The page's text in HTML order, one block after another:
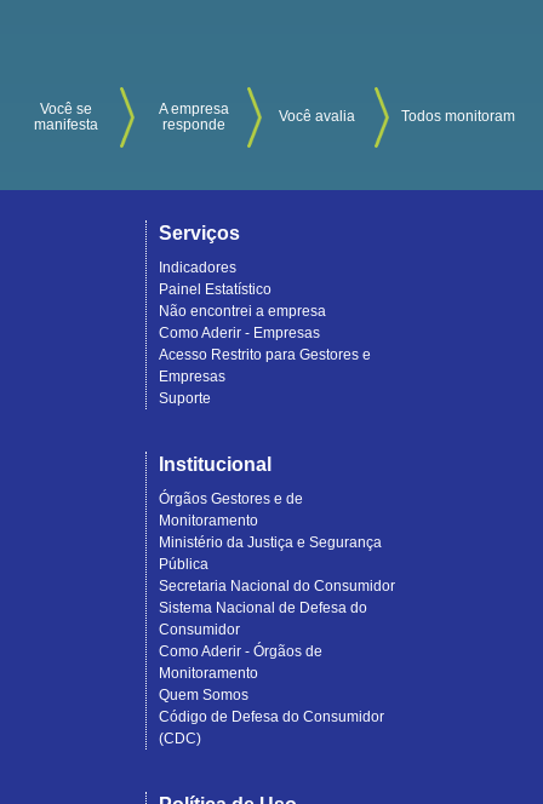
Você se
manifesta
A empresa
responde
Você avalia Todos monitoram
Serviços
Indicadores
Painel Estatístico
Não encontrei a empresa
Como Aderir - Empresas
Acesso Restrito para Gestores e
Empresas
Suporte
Institucional
Órgãos Gestores e de
Monitoramento
Ministério da Justiça e Segurança
Pública
Secretaria Nacional do Consumidor
Sistema Nacional de Defesa do
Consumidor
Como Aderir - Órgãos de
Monitoramento
Quem Somos
Código de Defesa do Consumidor
(CDC)